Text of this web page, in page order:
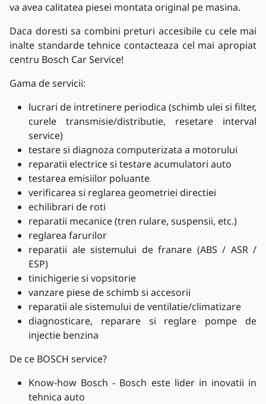
va avea calitatea piesei montata original pe masina.
Daca doresti sa combini preturi accesibile cu cele mai
inalte standarde tehnice contacteaza cel mai apropiat
centru Bosch Car Service!
Gama de servicii:
lucrari de intretinere periodica (schimb ulei si filter,
curele transmisie/distributie, resetare interval
service)
testare si diagnoza computerizata a motorului
reparatii electrice si testare acumulatori auto
testarea emisiilor poluante
verificarea si reglarea geometriei directiei
echilibrari de roti
reparatii mecanice (tren rulare, suspensii, etc.)
reglarea farurilor
reparatii ale sistemului de franare (ABS / ASR /
ESP)
tinichigerie si vopsitorie
vanzare piese de schimb si accesorii
reparatii ale sistemului de ventilatie/climatizare
diagnosticare, reparare si reglare pompe de
injectie benzina
De ce BOSCH service?
Know-how Bosch - Bosch este lider in inovatii in
tehnica auto